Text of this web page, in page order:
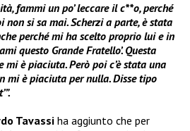
fammi un po’ leccare il c**o, perché
si sa mai. Scherzi a parte, è stata
perché mi ha scelto proprio lui e in
questo Grande Fratello’. Questa
mi è piaciuta. Però poi c’è stata una
mi è piaciuta per nulla. Disse tipo
Tavassi ha aggiunto che per